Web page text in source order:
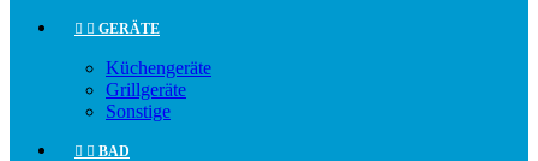
  GERÄTE
Küchengeräte
Grillgeräte
Sonstige
  BAD